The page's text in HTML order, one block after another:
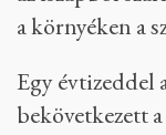
gyártása
17 ezer dolgozó